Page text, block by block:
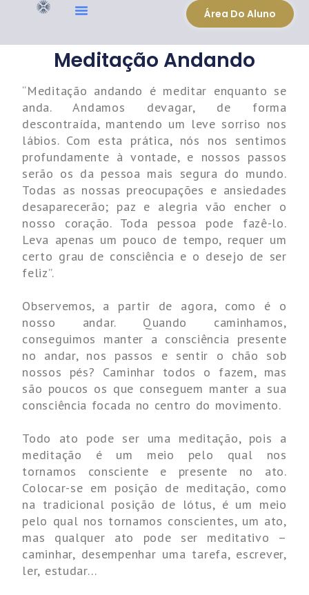
Área Do Aluno
Meditação Andando
“Meditação andando é meditar enquanto se
anda. Andamos devagar, de forma
descontraída, mantendo um leve sorriso nos
lábios. Com esta prática, nós nos sentimos
profundamente à vontade, e nossos passos
serão os da pessoa mais segura do mundo.
Todas as nossas preocupações e ansiedades
desaparecerão; paz e alegria vão encher o
nosso coração. Toda pessoa pode fazê-lo.
Leva apenas um pouco de tempo, requer um
certo grau de consciência e o desejo de ser
feliz”.
Observemos, a partir de agora, como é o
nosso andar. Quando caminhamos,
conseguimos manter a consciência presente
no andar, nos passos e sentir o chão sob
nossos pés? Caminhar todos o fazem, mas
são poucos os que conseguem manter a sua
consciência focada no centro do movimento.
Todo ato pode ser uma meditação, pois a
meditação é um meio pelo qual nos
tornamos consciente e presente no ato.
Colocar-se em posição de meditação, como
na tradicional posição de lótus, é um meio
pelo qual nos tornamos conscientes, um ato,
mas qualquer ato pode ser meditativo –
caminhar, desempenhar uma tarefa, escrever,
ler, estudar…